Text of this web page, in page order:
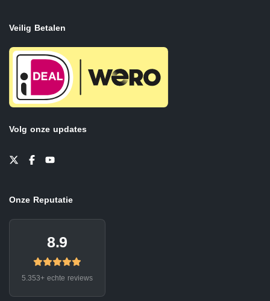
Veilig Betalen
Volg onze updates
Onze Reputatie
8.9
5.353+ echte reviews